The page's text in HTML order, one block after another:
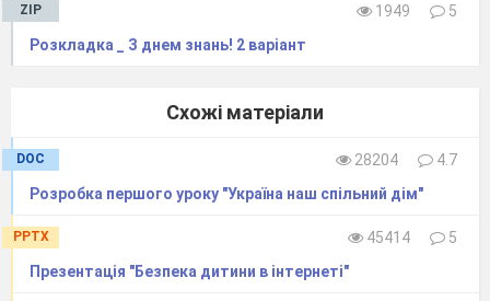
Контрольна робота: диктант.
текст,види текстів.
ZIP 1949
5
Розкладка _ З днем знань! 2 варіант
Схожі матеріали
DOC 28204
4.7
Розробка першого уроку "Україна наш спільний дім"
PPTX 45414
5
Презентація "Безпека дитини в інтернеті"